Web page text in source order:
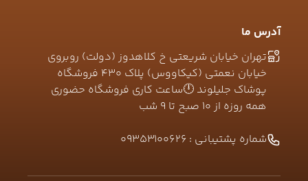
آدرس ما
تهران خیابان شریعتی خ کلاهدوز (دولت) روبروی
خیابان نعمتی (کیکاووس) پلاک ۴۳۰ فروشگاه
پوشاک جلیلوند 🕛ساعت کاری فروشگاه حضوری
همه روزه از ۱۰ صبح تا ۹ شب
شماره پشتیبانی : 09353100626